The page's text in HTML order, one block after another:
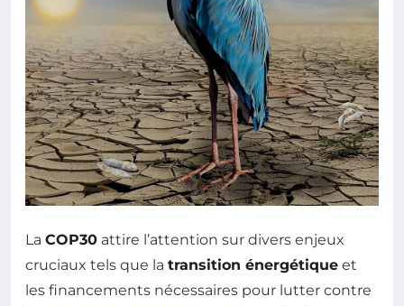
La COP30 attire l’attention sur divers enjeux
cruciaux tels que la transition énergétique et
les financements nécessaires pour lutter contre